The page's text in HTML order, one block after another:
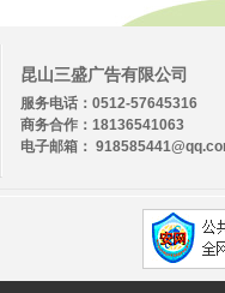
昆山三盛广告有限公司
服务电话：0512-57645316
商务合作：18136541063
电子邮箱：